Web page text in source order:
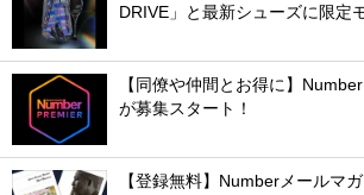
DRIVE」と最新シューズに限定
【同僚や仲間とお得に】
が募集スタート！
【登録無料】Numberメールマ